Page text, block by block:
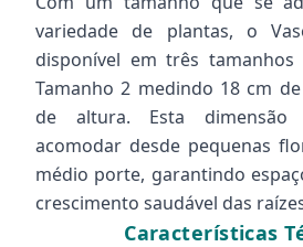
variedade de plantas, o
disponível em três
Tamanho 2 medindo 18 cm
de altura. Esta
acomodar desde pequenas
médio porte, garantindo
crescimento saudável das
Características